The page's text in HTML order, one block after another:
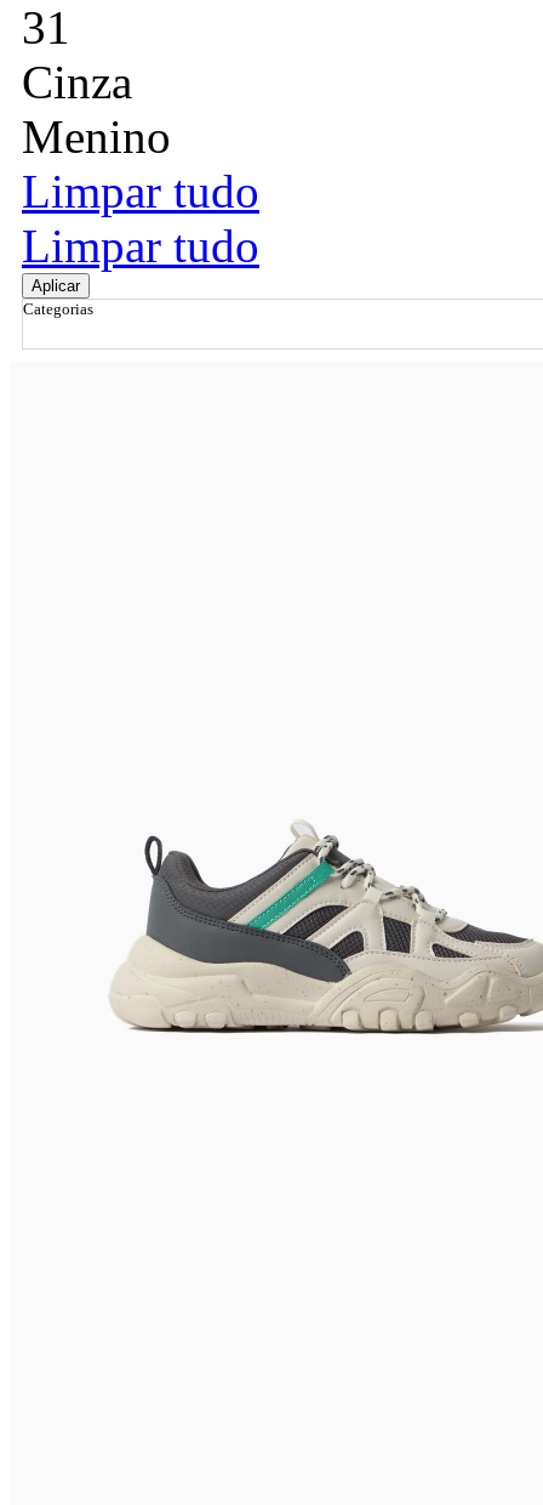
31
Cinza
Menino
Limpar tudo
Limpar tudo
Aplicar
Categorias